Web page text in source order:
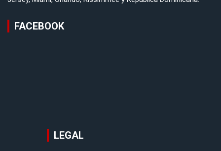
FACEBOOK
LEGAL